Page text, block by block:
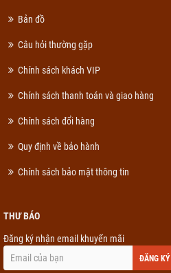
Bản đồ
Câu hỏi thường gặp
Chính sách khách VIP
Chính sách thanh toán và giao hàng
Chính sách đổi hàng
Quy định về bảo hành
Chính sách bảo mật thông tin
THƯ BÁO
Đăng ký nhận email khuyến mãi
ĐĂNG KÝ